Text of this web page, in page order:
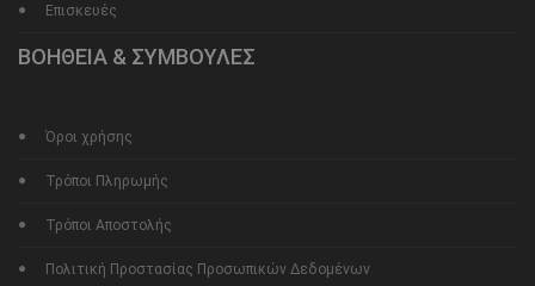
Επισκευές
ΒΟΗΘΕΙΑ & ΣΥΜΒΟΥΛΕΣ
Όροι χρήσης
Τρόποι Πληρωμής
Τρόποι Αποστολής
Πολιτική Προστασίας Προσωπικών Δεδομένων